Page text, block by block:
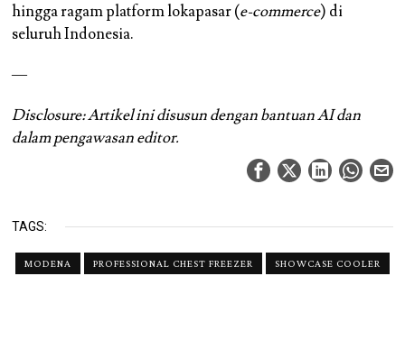
hingga ragam platform lokapasar (e-commerce) di
seluruh Indonesia.
—
Disclosure: Artikel ini disusun dengan bantuan AI dan
dalam pengawasan editor.
TAGS:
MODENA PROFESSIONAL CHEST FREEZER SHOWCASE COOLER